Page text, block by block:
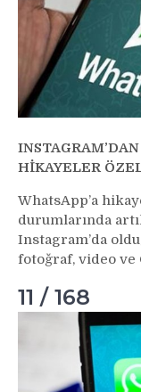
HİKAYELER
WhatsApp’a
durumlarında
Instagram’da
fotoğraf, video ve
11 / 168